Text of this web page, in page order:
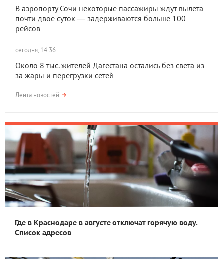
В аэропорту Сочи некоторые пассажиры ждут вылета
почти двое суток — задерживаются больше 100
рейсов
сегодня, 14:36
Около 8 тыс. жителей Дагестана остались без света из-
за жары и перегрузки сетей
Лента новостей
Где в Краснодаре в августе отключат горячую воду.
Список адресов